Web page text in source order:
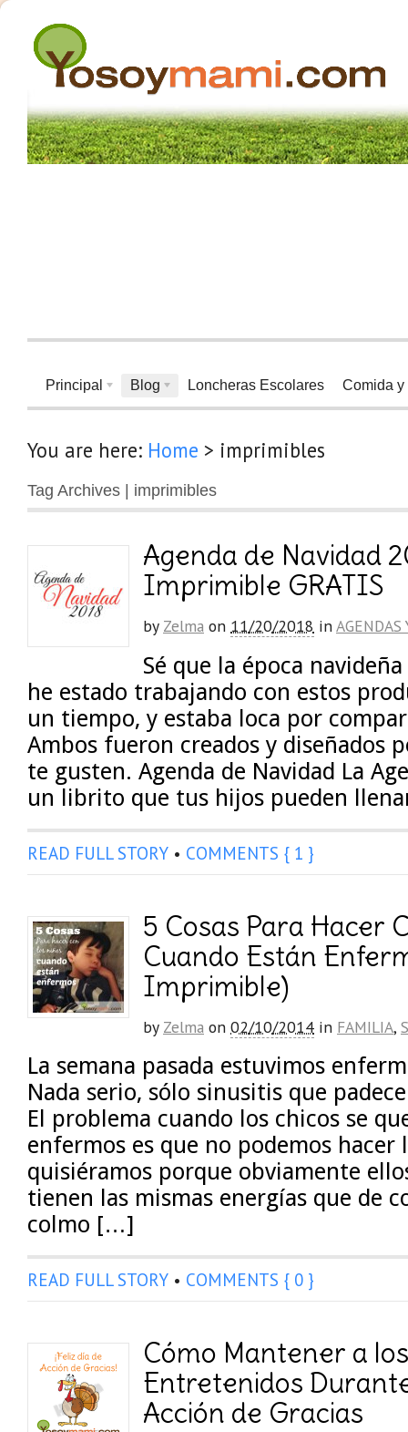
Principal Blog Loncheras Escolares Comida y
You are here: Home > imprimibles
Tag Archives | imprimibles
Agenda de Navidad
Imprimible GRATIS
by Zelma on 11/20/2018 inAGENDAS
Sé que la época
he estado trabajando con estos
un tiempo, y estaba loca por
Ambos fueron creados y diseñados
te gusten. Agenda de Navidad La
un librito que tus hijos pueden
READ FULL STORY • COMMENTS { 1 }
5 Cosas Para Hacer
Cuando Están
Imprimible)
by Zelma on 02/10/2014 in FAMILIA,
La semana pasada estuvimos
Nada serio, sólo sinusitis que
El problema cuando los chicos se
enfermos es que no podemos hacer
quisiéramos porque obviamente
tienen las mismas energías que de
colmo […]
READ FULL STORY • COMMENTS { 0 }
Cómo Mantener a
Entretenidos
Acción de Gracias